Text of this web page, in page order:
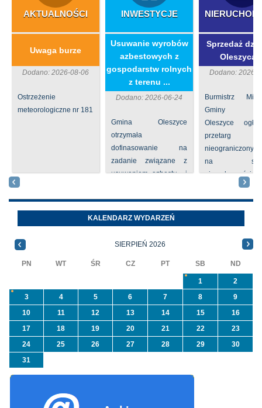
AKTUALNOŚCI
Uwaga burze
Dodano: 2026-08-06
Ostrzeżenie
meteorologiczne nr 181
INWESTYCJE
​Usuwanie wyrobów
azbestowych z
gospodarstw rolnych
z terenu ...
Dodano: 2026-06-24
Gmina Oleszyce
otrzymała
dofinasowanie na
zadanie związane z
usuwaniem azbestu i
azbest w ramach
programu
priorytetowego
NFOŚiGW pn.
Sprzedaż
Dodano: 2026-
Burmistrz
Gminy
Oleszyce
przetarg
nieograniczony
na
nieruchomości nr
Oleszycach
Orzeszkowej.
informacji ...
KALENDARZ WYDARZEŃ
SIERPIEŃ 2026
PN WT ŚR CZ PT SB ND
1
2
3
4 5 6 7 8
9
10
11 12 13 14 15
16
17
18 19 20 21 22
23
24
25 26 27 28 29
30
31